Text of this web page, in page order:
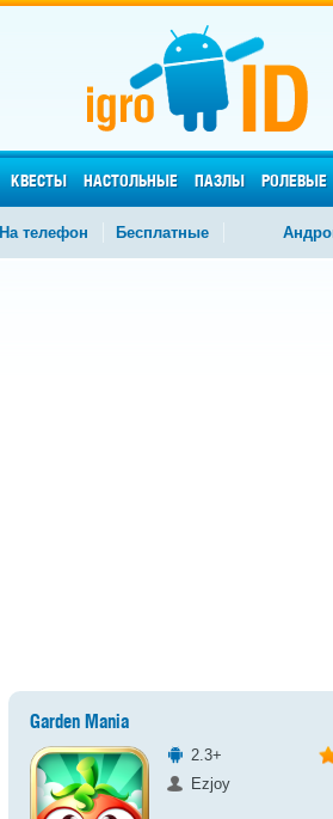
КВЕСТЫ НАСТОЛЬНЫЕ ПАЗЛЫ РОЛЕВЫЕ
На телефон Бесплатные
Garden Mania
2.3+
Ezjoy